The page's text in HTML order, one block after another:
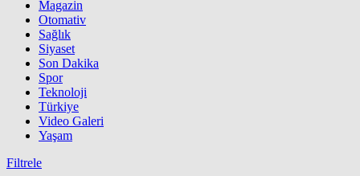
Magazin
Otomativ
Sağlık
Siyaset
Son Dakika
Spor
Teknoloji
Türkiye
Video Galeri
Yaşam
Filtrele